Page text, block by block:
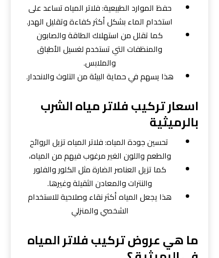
حفظ الموارد الطبيعية: فلاتر المياه تساعد على
استخدام الماء بشكل أكثر كفاءة وتقليل الهدر.
كما تقلل من استهلاك الطاقة والصابون
والمنظفات التي تستخدم لغسيل الأطباق
والملابس.
هذا يسهم في حماية البيئة من التلوث والانحدار.
اسعار تركيب فلاتر مياه الشرب
بالرميثية
تحسين جودة المياه: فلاتر المياه تزيل الروائح
والطعم واللون الغير مرغوب فيهم من المياه،
كما تزيل العناصر الضارة مثل الكلور والفلور
والنترات والمعادن الثقيلة وغيرها.
هذا يجعل المياه أكثر نقاء وصلاحية للاستخدام
الشخصي والمنزلي
ما هي عروض تركيب فلاتر المياه